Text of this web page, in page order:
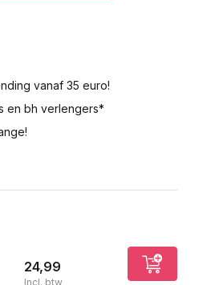
vanaf 35 euro!
en bh verlengers*
24,99
Incl. btw